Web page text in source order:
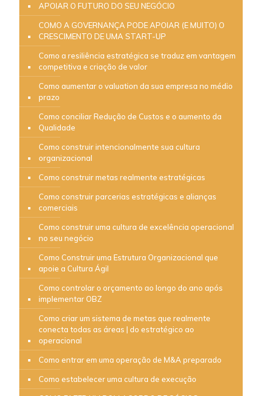
APOIAR O FUTURO DO SEU NEGÓCIO
COMO A GOVERNANÇA PODE APOIAR (E MUITO) O
CRESCIMENTO DE UMA START-UP
Como a resiliência estratégica se traduz em vantagem
competitiva e criação de valor
Como aumentar o valuation da sua empresa no médio
prazo
Como conciliar Redução de Custos e o aumento da
Qualidade
Como construir intencionalmente sua cultura
organizacional
Como construir metas realmente estratégicas
Como construir parcerias estratégicas e alianças
comerciais
Como construir uma cultura de excelência operacional
no seu negócio
Como Construir uma Estrutura Organizacional que
apoie a Cultura Ágil
Como controlar o orçamento ao longo do ano após
implementar OBZ
Como criar um sistema de metas que realmente
conecta todas as áreas | do estratégico ao
operacional
Como entrar em uma operação de M&A preparado
Como estabelecer uma cultura de execução